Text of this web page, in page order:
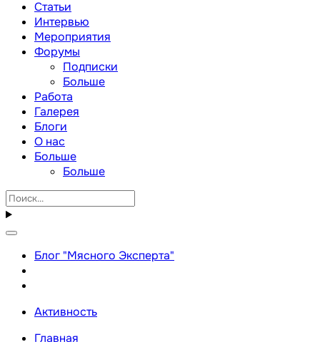
Статьи
Интервью
Мероприятия
Форумы
Подписки
Больше
Работа
Галерея
Блоги
О нас
Больше
Больше
Блог "Мясного Эксперта"
Активность
Главная